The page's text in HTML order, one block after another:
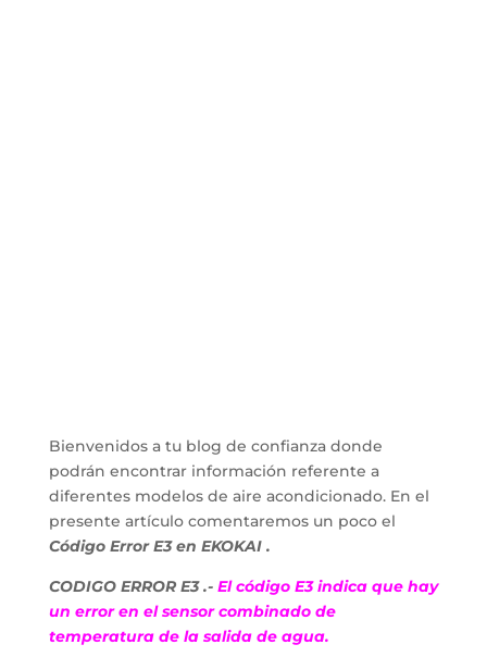
Bienvenidos a tu blog de confianza donde
podrán encontrar información referente a
diferentes modelos de aire acondicionado. En el
presente artículo comentaremos un poco el
Código Error E3 en EKOKAI .
CODIGO ERROR E3 .- El código E3 indica que hay
un error en el sensor combinado de
temperatura de la salida de agua.